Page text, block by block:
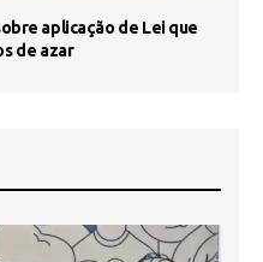
aplicação de Lei que
de azar